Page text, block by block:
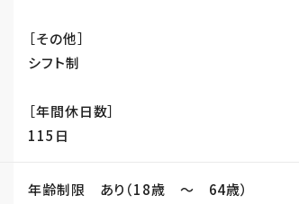
［その他］
シフト制
［年間休日数］
115日
年齢制限 あり（18歳 〜 64歳）